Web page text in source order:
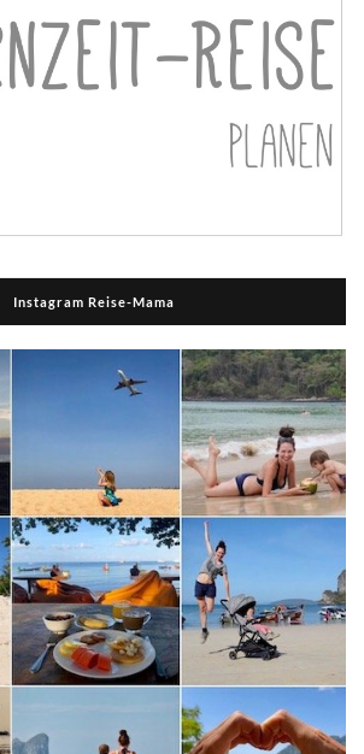
Instagram Reise-Mama